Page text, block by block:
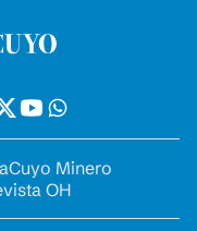
Cuyo Minero
OH